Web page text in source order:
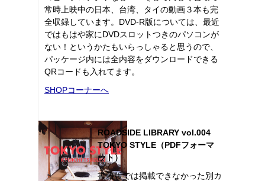
常時上映中の日本、台湾、タイの動画３本も完
全収録しています。DVD-R版については、最近
ではもはや家にDVDスロットつきのパソコンが
ない！というかたもいらっしゃると思うので、
パッケージ内には全内容をダウンロードできる
QRコードも入れてます。
SHOPコーナーへ
ROADSIDE LIBRARY vol.004
TOKYO STYLE（PDFフォーマ
ット）
書籍版では掲載できなかった別カ